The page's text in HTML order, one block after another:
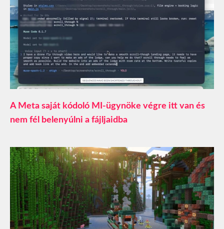
A Meta saját kódoló MI-ügynöke végre itt van és
nem fél belenyúlni a fájljaidba